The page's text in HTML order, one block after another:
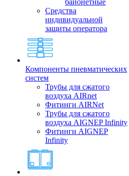
байонетные
Средства
индивидуальной
защиты оператора
Компоненты пневматических
систем
Трубы для сжатого
воздуха AIRnet
Фитинги AIRNet
Трубы для сжатого
воздуха AIGNEP Infinity
Фитинги AIGNEP
Infinity